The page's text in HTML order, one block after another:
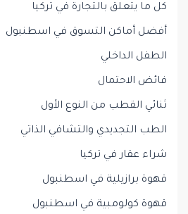
كل ما يتعلق بالتجارة في تركيا
أفضل أماكن التسوق في اسطنبول
الطفل الداخلي
فائض الاحتمال
ثنائي القطب من النوع الأول
الطب التجديدي والتشافي الذاتي
شراء عقار في تركيا
قهوة برازيلية في اسطنبول
قهوة كولومبية في اسطنبول